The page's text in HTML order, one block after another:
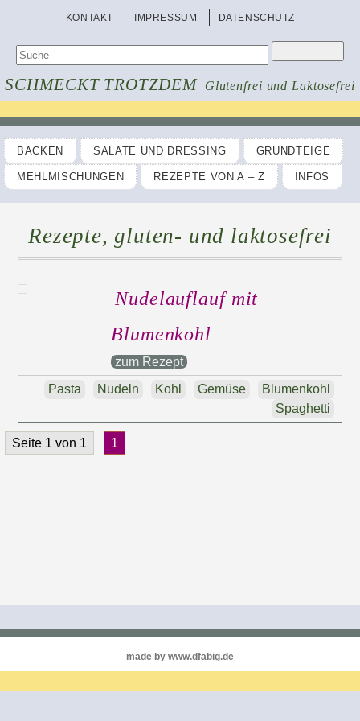
KONTAKT IMPRESSUM DATENSCHUTZ
SCHMECKT TROTZDEM Glutenfrei und Laktosefrei
BACKEN SALATE UND DRESSING GRUNDTEIGE
MEHLMISCHUNGEN REZEPTE VON A – Z INFOS
Rezepte, gluten- und laktosefrei
Nudelauflauf mit
Blumenkohl
zum Rezept
Blumenkohl
Gemüse
Kohl
Nudeln
Pasta
Spaghetti
Seite 1 von 1 1
made by www.dfabig.de